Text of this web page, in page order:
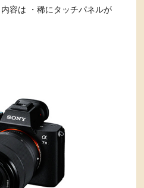
容は ・稀にタッチパネルが